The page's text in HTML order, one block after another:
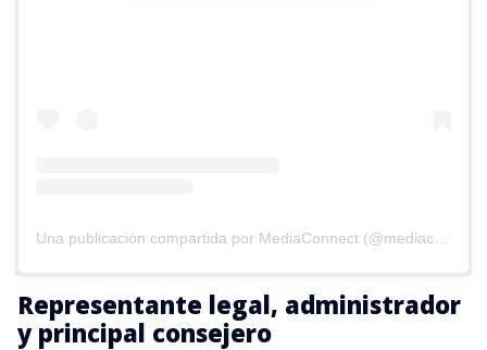
Representante legal, administrador
y principal consejero